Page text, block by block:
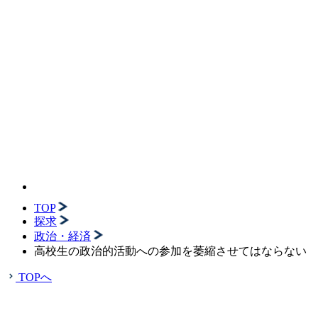
TOP
探求
政治・経済
高校生の政治的活動への参加を萎縮させてはならない
TOPへ